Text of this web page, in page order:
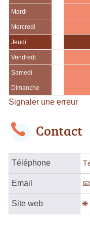
Mardi
Mercredi
Jeudi
Vendredi
Samedi
Dimanche
Signaler une erreur
Contact
Téléphone
Email
Site web